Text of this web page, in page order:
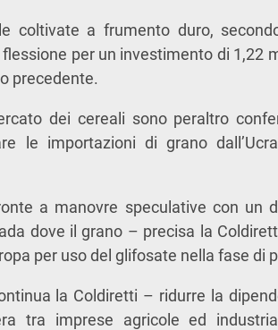
coltivate a frumento duro,
flessione per un investimento di 1,22
precedente.
dei cereali sono peraltro
le importazioni di grano
a manovre speculative con un
dove il grano – precisa la
per uso del glifosate nella fase di
la Coldiretti – ridurre la
tra imprese agricole ed